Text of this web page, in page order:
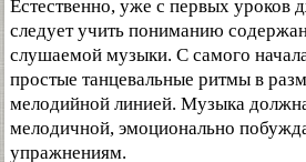
Естественно, уже с первых уроков
следует учить пониманию
слушаемой музыки. С самого
простые танцевальные ритмы в
мелодийной линией. Музыка
мелодичной, эмоционально
упражнениям.